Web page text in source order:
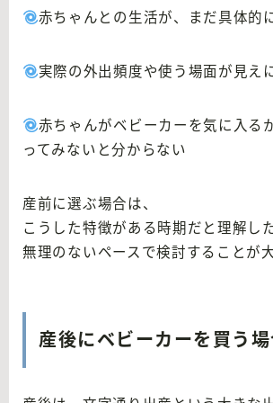
赤ちゃんとの生活が、まだ具体的
実際の外出頻度や使う場面が見え
赤ちゃんがベビーカーを気に入る
ってみないと分からない
産前に選ぶ場合は、
こうした特徴がある時期だと理解し
無理のないペースで検討することが大
産後にベビーカーを買う場